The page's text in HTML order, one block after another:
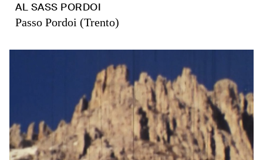
AL SASS PORDOI
Passo Pordoi (Trento)